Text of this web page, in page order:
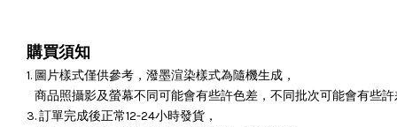
購買須知
1. 圖片樣式僅供參考，潑墨渲染樣式為隨機生成，
商品照攝影及螢幕不同可能會有些許色差，不同批次可能會有些許
3. 訂單完成後正常12-24小時發貨，